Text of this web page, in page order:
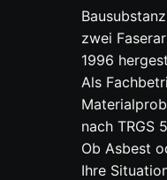
zwei
1996
Als
nach TRGS
Ob Asbest
Ihre